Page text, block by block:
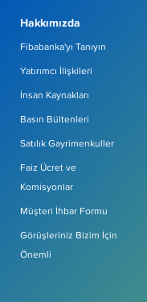
Hakkımızda
Fibabanka'yı Tanıyın
Yatırımcı İlişkileri
İnsan Kaynakları
Basın Bültenleri
Satılık Gayrimenkuller
Faiz Ücret ve
Komisyonlar
Müşteri İhbar Formu
Görüşleriniz Bizim İçin
Önemli